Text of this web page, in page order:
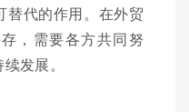
替代的作用。在外贸
，需要各方共同努
发展。